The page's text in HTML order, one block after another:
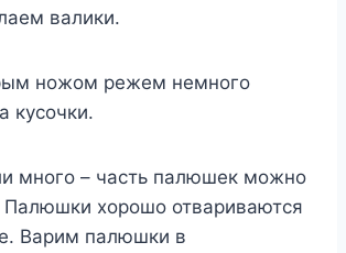
валики.
ножом режем немного
кусочки.
много – часть палюшек можно
Палюшки хорошо отвариваются
Варим палюшки в